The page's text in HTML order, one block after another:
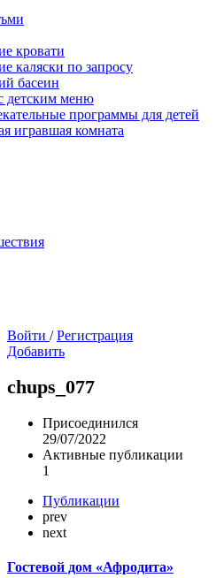
кровати
каляски по запросу
басеин
детским меню
программы для детей
игравшая комната
Войти / Регистрация
Добавить
chups_077
Присоединился
29/07/2022
Активные публикации
1
Публикации
prev
next
Гостевой дом «Афродита»